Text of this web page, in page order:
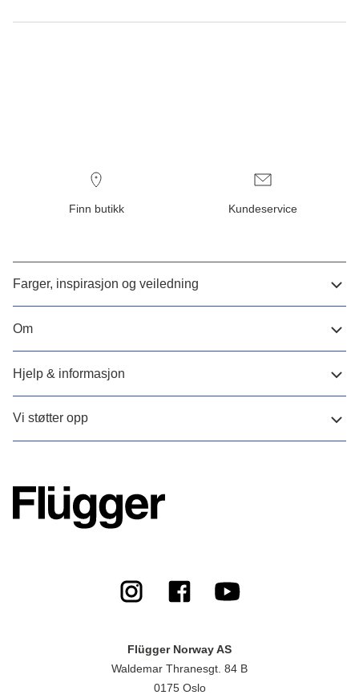
Finn butikk Kundeservice
Farger, inspirasjon og veiledning
Om
Hjelp & informasjon
Vi støtter opp
Flügger Norway AS
Waldemar Thranesgt. 84 B
0175 Oslo